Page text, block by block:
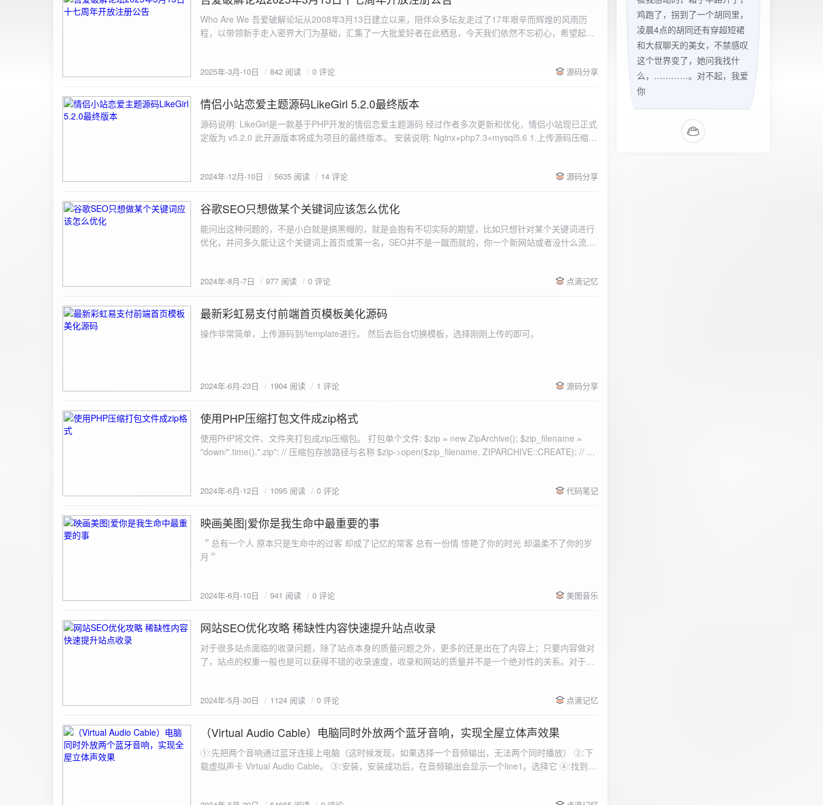
${data.data.imgFile}</p> <img src="${data.data.url}" alt="上传的图片" class="uploaded-image" /> `; }
else { resultDiv.innerHTML = `<p class="error">${data.error}</p>`; } } else { resultDiv.innerHTML = `<p
class="error">请求失败：${xhr.statusText}</p>`; } }; xhr.onerror = function() { resultDiv.innerHTML =
Who Are We 吾爱破解论坛从2008年3月13日建立以来，陪伴众多坛友走过了17年艰辛而辉煌的风雨历
程，以带领新手走入密界大门为基础，汇集了一大批爱好者在此栖息，今天我们依然不忘初心，希望起到
严格的处理措施。在您注册前，请认真阅读注册须知以及社区的总版规，以便更好地适应和享受我们的社
www.52pojie.cn
2025年-3月-10日 842 阅读 0 评论 源码分享
2024-12-10
情侣小站恋爱主题源码LikeGirl 5.2.0最终版本
源码说明: LikeGirl是一款基于PHP开发的情侣恋爱主题源码 经过作者多次更新和优化，情侣小站现已正式
定版为 v5.2.0 此开源版本将成为项目的最终版本。 安装说明: Nginx+php7.3+mysql5.6 1.上传源码压缩包
2024年-12月-10日 5635 阅读 14 评论 源码分享
2024-8-7
谷歌SEO只想做某个关键词应该怎么优化
能问出这种问题的，不是小白就是搞黑帽的，就是会抱有不切实际的期望，比如只想针对某个关键词进行
优化，并问多久能让这个关键词上首页或第一名，SEO并不是一蹴而就的，你一个新网站或者没什么流量
2024年-8月-7日 977 阅读 0 评论 点滴记忆
2024-6-23
最新彩虹易支付前端首页模板美化源码
操作非常简单，上传源码到/template进行。 然后去后台切换模板，选择刚刚上传的即可。
2024年-6月-23日 1904 阅读 1 评论 源码分享
2024-6-12
使用PHP压缩打包文件成zip格式
使用PHP将文件、文件夹打包成zip压缩包。 打包单个文件: $zip = new ZipArchive(); $zip_filename =
"down/".time().".zip"; // 压缩包存放路径与名称 $zip->open($zip_filename, ZIPARCHIVE::CREATE); // 打
数可以改为 basename("img/logon2.png),也就是原文件所在的路径 $zip-
= array( "img/1.jpg", "img/2.jpg", ); $filename = "down/img.zip"; // 压缩包存放路径与名称 $zip = new
ZipArchive(); $zip->open($filename,ZipArchive::CREATE); //打开压缩包 //遍历文件 foreach($fileList as
$file){ $zip->addFile($file,basename($file)); //向压缩包中添加文件 } $zip->close(); //关闭压缩包 打包某
个文件夹（包含子文件夹）: <?php /** * @param $path 文件夹路径 * @param $zip zip 对象 */ function
为'.'和‘..’，不要对他们进行操作 if (is_dir($path . "/" . $filename)) { // 如果读取的某个对象是文件夹，则递
$filename); } } } } $zip = new ZipArchive(); $zip_filename = "down/files.zip"; // 压缩包存放路径与名称
压缩包中 addFileToZip("img",$zip);
2024年-6月-12日 1095 阅读 0 评论 代码笔记
2024-6-10
映画美图|爱你是我生命中最重要的事
＂总有一个人 原本只是生命中的过客 却成了记忆的常客 总有一份情 惊艳了你的时光 却温柔不了你的岁
月＂
2024年-6月-10日 941 阅读 0 评论 美图音乐
2024-5-30
网站SEO优化攻略 稀缺性内容快速提升站点收录
对于很多站点面临的收录问题，除了站点本身的质量问题之外，更多的还是出在了内容上；只要内容做对
了，站点的权重一般也是可以获得不错的收录速度，收录和网站的质量并不是一个绝对性的关系。对于质
2024年-5月-30日 1124 阅读 0 评论 点滴记忆
2024-5-29
（Virtual Audio Cable）电脑同时外放两个蓝牙音响，实现全屋立体声效果
①:先把两个音响通过蓝牙连接上电脑（这时候发现，如果选择一个音频输出，无法两个同时播放） ②:下
载虚拟声卡 Virtual Audio Cable。 ③:安装，安装成功后，在音频输出会显示一个line1。选择它 ④:找到安
鸡跑了，拐到了一个胡同里，
凌晨4点的胡同还有穿超短裙
和大叔聊天的美女，不禁感叹
这个世界变了，她问我找什
么，…………。对不起，我爱
你